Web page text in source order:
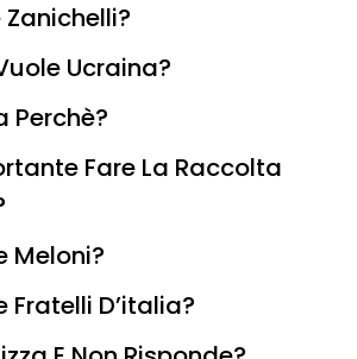
Zanichelli?
Ucraina?
Perchè?
Fare La Raccolta
Meloni?
Fratelli D’italia?